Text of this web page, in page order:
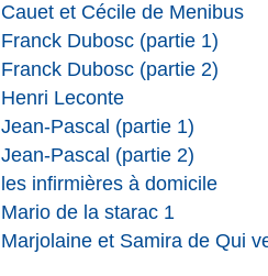
et Cécile de Menibus
Dubosc (partie 1)
Dubosc (partie 2)
Leconte
Pascal (partie 1)
Pascal (partie 2)
infirmières à domicile
de la starac 1
et Samira de Qui